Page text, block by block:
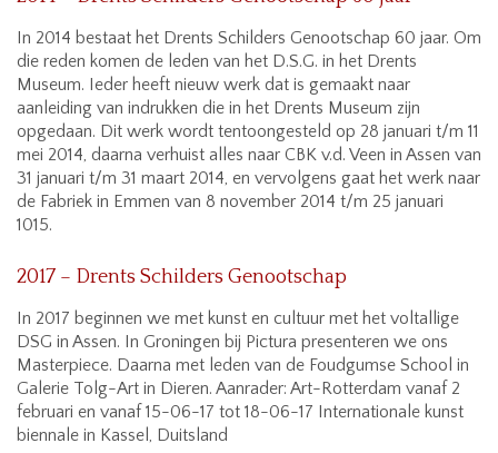
In 2014 bestaat het Drents Schilders Genootschap 60 jaar. Om
die reden komen de leden van het D.S.G. in het Drents
Museum. Ieder heeft nieuw werk dat is gemaakt naar
aanleiding van indrukken die in het Drents Museum zijn
opgedaan. Dit werk wordt tentoongesteld op 28 januari t/m 11
mei 2014, daarna verhuist alles naar CBK v.d. Veen in Assen van
31 januari t/m 31 maart 2014, en vervolgens gaat het werk naar
de Fabriek in Emmen van 8 november 2014 t/m 25 januari
1015.
2017 – Drents Schilders Genootschap
In 2017 beginnen we met kunst en cultuur met het voltallige
DSG in Assen. In Groningen bij Pictura presenteren we ons
Masterpiece. Daarna met leden van de Foudgumse School in
Galerie Tolg-Art in Dieren. Aanrader: Art-Rotterdam vanaf 2
februari en vanaf 15-06-17 tot 18-06-17 Internationale kunst
biennale in Kassel, Duitsland